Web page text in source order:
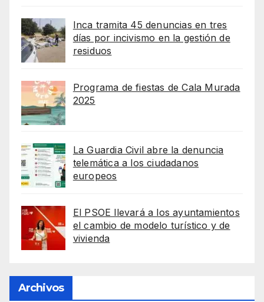
Inca tramita 45 denuncias en tres
días por incivismo en la gestión de
residuos
Programa de fiestas de Cala Murada
2025
La Guardia Civil abre la denuncia
telemática a los ciudadanos
europeos
El PSOE llevará a los ayuntamientos
el cambio de modelo turístico y de
vivienda
Archivos